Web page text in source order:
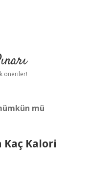
öneriler!
mü
Kaç Kalori